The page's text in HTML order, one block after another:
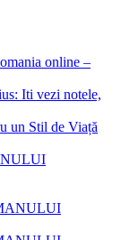
online –
Iti vezi notele,
un Stil de Viață